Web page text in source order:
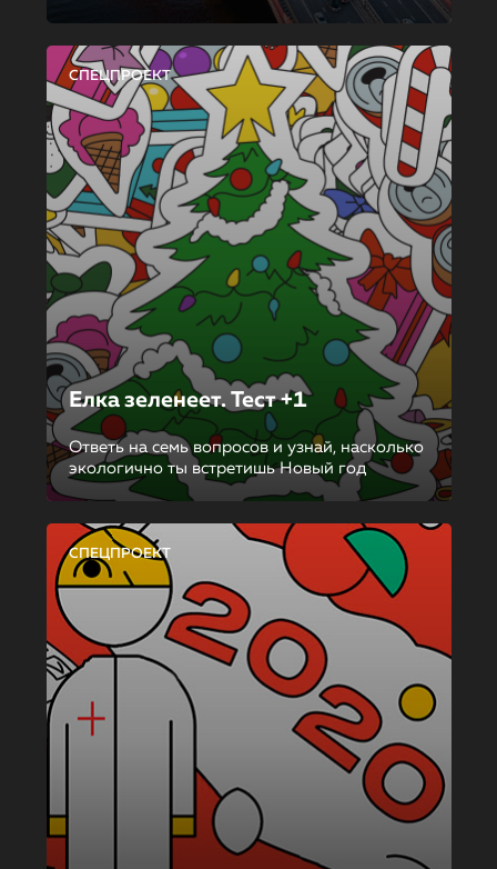
СПЕЦПРОЕКТ
Елка зеленеет. Тест +1
Ответь на семь вопросов и узнай, насколько
экологично ты встретишь Новый год
СПЕЦПРОЕКТ